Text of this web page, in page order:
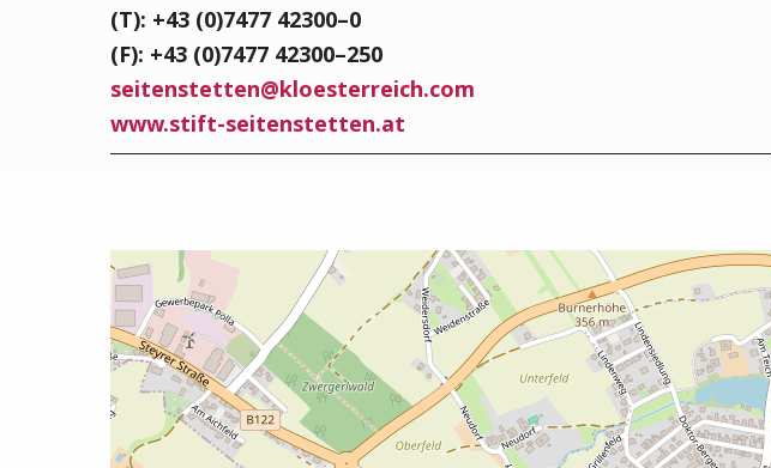
(T): +43 (0)7477 42300–0
(F): +43 (0)7477 42300–250
sei­ten­stet­ten@kloesterreich.com
www.stift-seitenstetten.at